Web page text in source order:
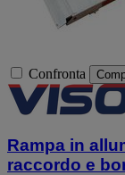
Confronta
Rampa in
raccordo e